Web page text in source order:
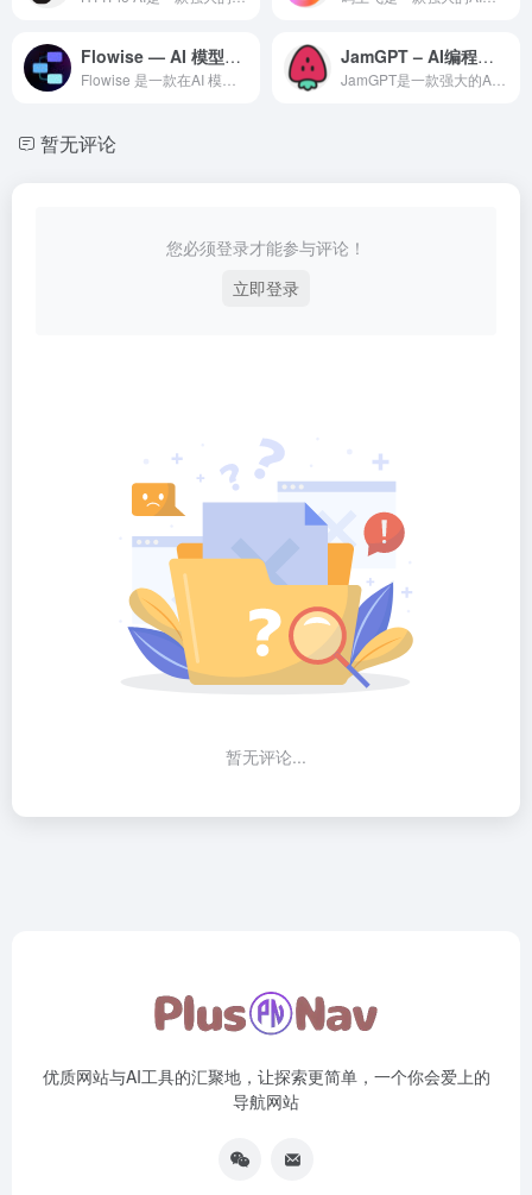
Flowise — AI 模型平台领域的专业 AI 工具 JamGPT – AI编程工具
暂无评论
您必须登录才能参与评论！
立即登录
暂无评论...
优质网站与AI工具的汇聚地，让探索更简单，一个你会爱上的
导航网站